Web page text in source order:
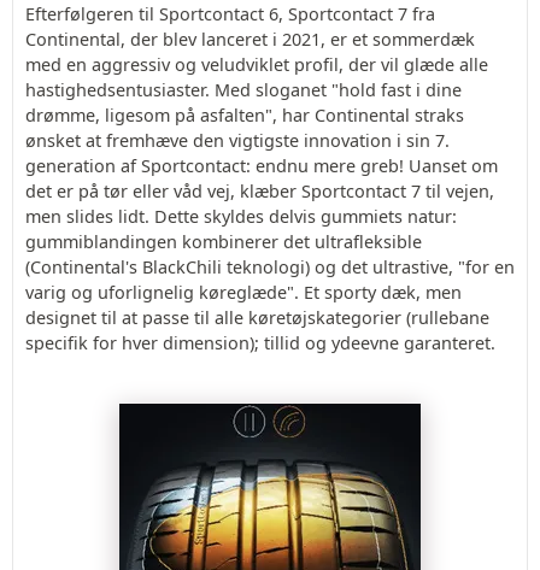
Efterfølgeren til Sportcontact 6, Sportcontact 7 fra
Continental, der blev lanceret i 2021, er et sommerdæk
med en aggressiv og veludviklet profil, der vil glæde alle
hastighedsentusiaster. Med sloganet "hold fast i dine
drømme, ligesom på asfalten", har Continental straks
ønsket at fremhæve den vigtigste innovation i sin 7.
generation af Sportcontact: endnu mere greb! Uanset om
det er på tør eller våd vej, klæber Sportcontact 7 til vejen,
men slides lidt. Dette skyldes delvis gummiets natur:
gummiblandingen kombinerer det ultrafleksible
(Continental's BlackChili teknologi) og det ultrastive, "for en
varig og uforlignelig køreglæde". Et sporty dæk, men
designet til at passe til alle køretøjskategorier (rullebane
specifik for hver dimension); tillid og ydeevne garanteret.